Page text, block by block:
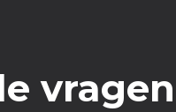
vragen